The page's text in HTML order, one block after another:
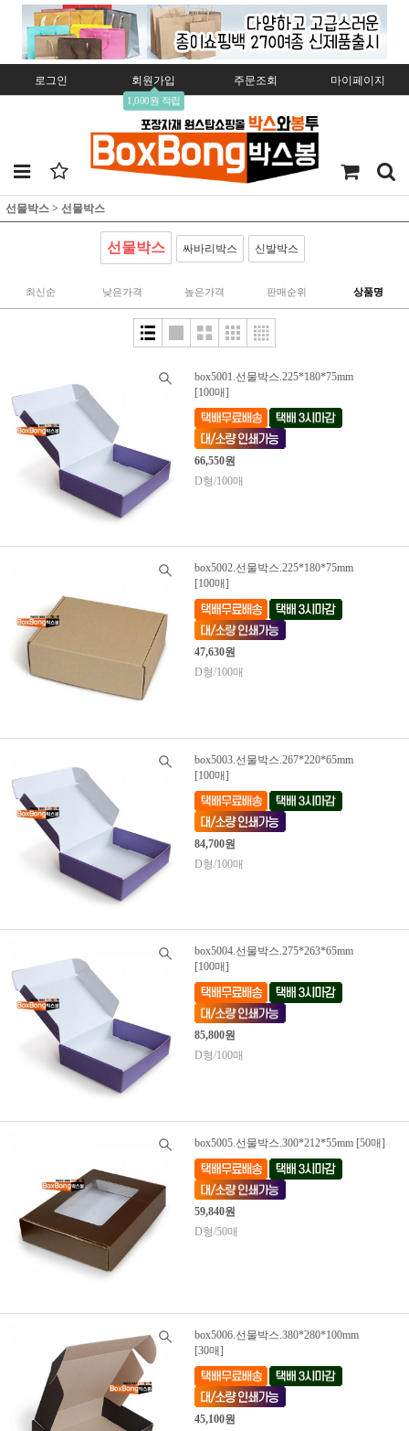
로그인 회원가입
1,000원 적립
주문조회 마이페이지
선물박스 > 선물박스
선물박스 싸바리박스 신발박스
최신순 낮은가격 높은가격 판매순위 상품명
box5001.선물박스.225*180*75mm
[100매]
66,550원
D형/100매
box5002.선물박스.225*180*75mm
[100매]
47,630원
D형/100매
box5003.선물박스.267*220*65mm
[100매]
84,700원
D형/100매
box5004.선물박스.275*263*65mm
[100매]
85,800원
D형/100매
box5005.선물박스.300*212*55mm [50매]
59,840원
D형/50매
box5006.선물박스.380*280*100mm
[30매]
45,100원